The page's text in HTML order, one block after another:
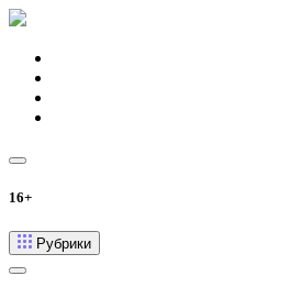
16+
Рубрики